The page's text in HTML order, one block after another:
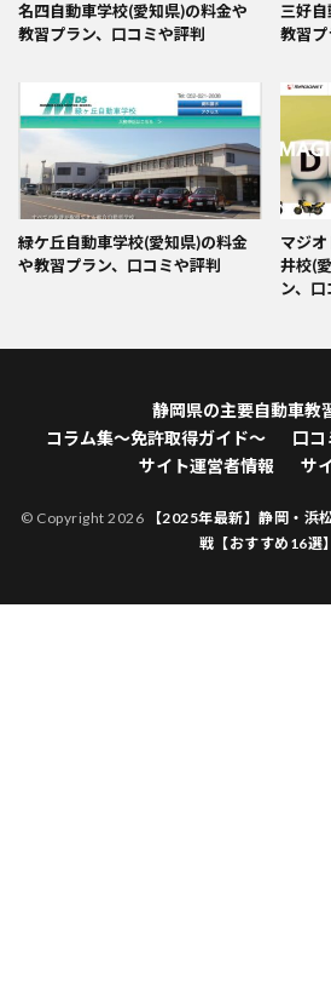
名四自動車学校(愛知県)の料金や
教習プラン、口コミや評判
三好
教習プ
緑ケ丘自動車学校(愛知県)の料金
や教習プラン、口コミや評判
マジ
井校(
ン、
静岡県の主要自動車教
コラム集～免許取得ガイド～
口コ
サイト運営者情報
サ
© Copyright 2026
【2025年最新】静岡・浜
戦【おすすめ16選】